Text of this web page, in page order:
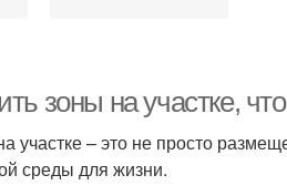
зоны на участке,
участке – это не просто
среды для жизни.